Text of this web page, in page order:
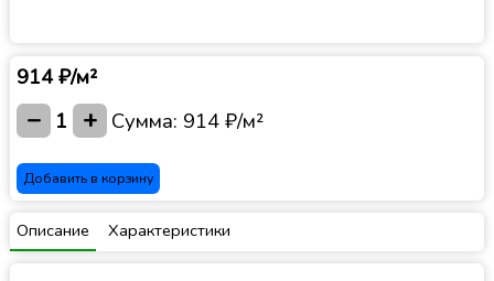
914 ₽/м²
− 1 + Сумма: 914 ₽/м²
Добавить в корзину
Описание Характеристики